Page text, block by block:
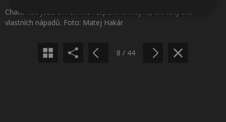
Chata nad jezerem Uri má respekt ke krajině, ale taky sílu
vlastních nápadů. Foto: Matej Hakár
Sdílet na Pinterestu
8 / 44
Nezbytně
nutné
Výkonové
soubory
Soubory